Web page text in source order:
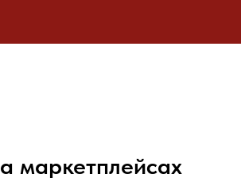
маркетплейсах